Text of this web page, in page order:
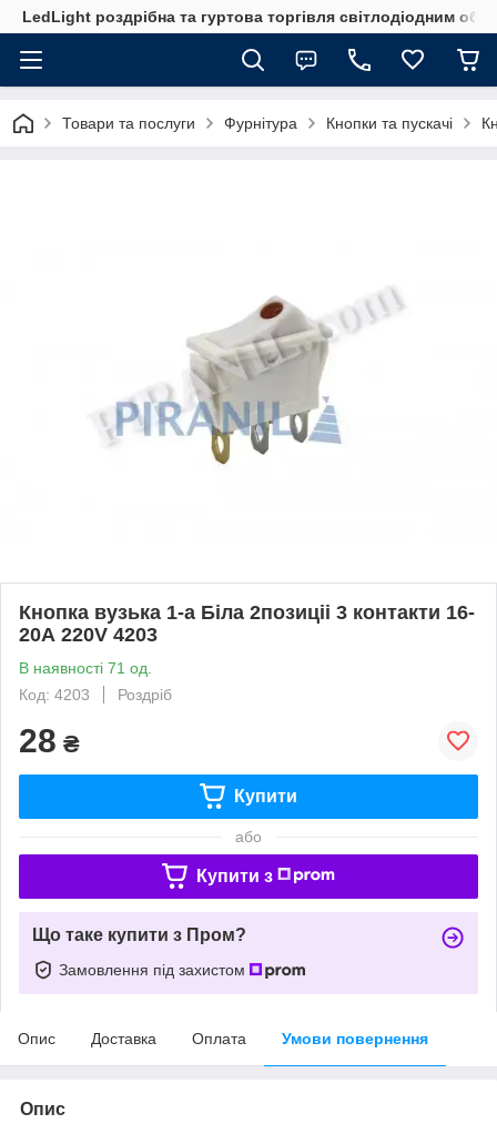
LedLight роздрiбна та гуртова торгiвля свiтлодiодним
Товари та послуги Фурнітура Кнопки та пускачі
Кнопка вузька 1-а Біла 2позиціі 3 контакти 16-
20А 220V 4203
В наявності 71 од.
Код: 4203
Роздріб
28 ₴
Купити
або
Купити з
Що таке купити з Пром?
Замовлення під захистом
Опис Доставка Оплата Умови повернення
Опис